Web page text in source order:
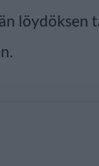
löydöksen